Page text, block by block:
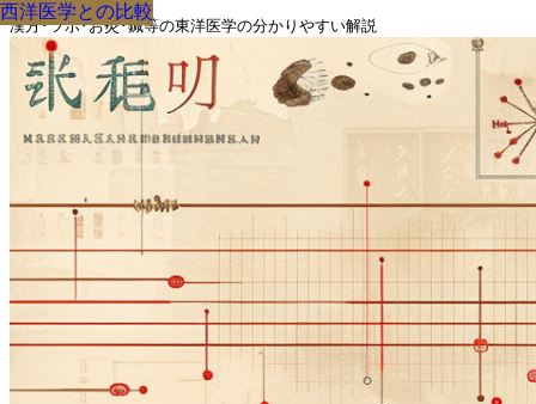
漢方･ツボ･お灸･鍼等の東洋医学の分かりやすい解説
西洋医学との比較
西洋医学との比較
西洋医学との比較
西洋医学との比較
西洋医学との比較
西洋医学との比較
西洋医学との比較
西洋医学との比較
西洋医学との比較